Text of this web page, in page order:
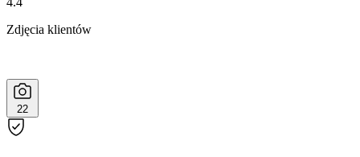
Zdjęcia klientów
22